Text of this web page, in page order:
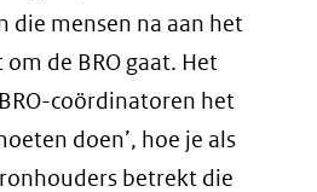
die mensen na aan het
de BRO gaat. Het
coördinatoren het
doen’, hoe je als
betrekt die